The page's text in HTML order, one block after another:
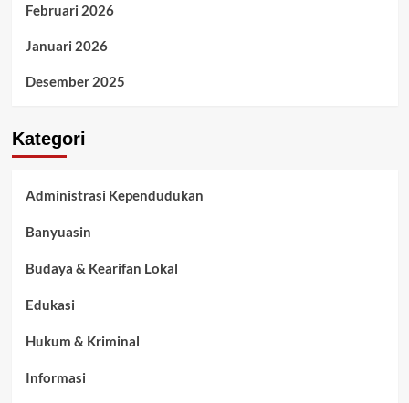
Februari 2026
Januari 2026
Desember 2025
Kategori
Administrasi Kependudukan
Banyuasin
Budaya & Kearifan Lokal
Edukasi
Hukum & Kriminal
Informasi